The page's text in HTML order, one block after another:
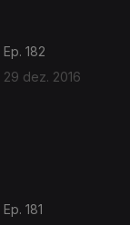
Ep. 182
29 dez. 2016
Ep. 181